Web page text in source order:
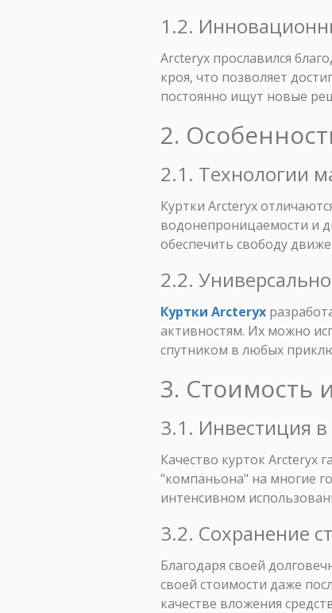
1.2.
Arcteryx прославился
кроя, что позволяет
постоянно ищут новые
2.
2.1. Технологии
Куртки Arcteryx
водонепроницаемости и
обеспечить свободу
2.2.
Куртки Arcteryx
активностям. Их можно
спутником в любых
3. Стоимость
3.1. Инвестиция в
Качество курток Arcteryx
"компаньона" на многие
интенсивном
3.2. Сохранение
Благодаря своей
своей стоимости даже
качестве вложения